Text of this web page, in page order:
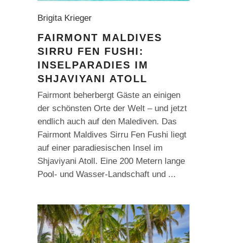
Brigita Krieger
FAIRMONT MALDIVES
SIRRU FEN FUSHI:
INSELPARADIES IM
SHJAVIYANI ATOLL
Fairmont beherbergt Gäste an einigen
der schönsten Orte der Welt – und jetzt
endlich auch auf den Malediven. Das
Fairmont Maldives Sirru Fen Fushi liegt
auf einer paradiesischen Insel im
Shjaviyani Atoll. Eine 200 Metern lange
Pool- und Wasser-Landschaft und